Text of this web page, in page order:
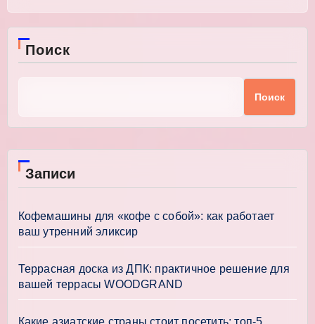
Поиск
Поиск
Записи
Кофемашины для «кофе с собой»: как работает
ваш утренний эликсир
Террасная доска из ДПК: практичное решение для
вашей террасы WOODGRAND
Какие азиатские страны стоит посетить: топ-5